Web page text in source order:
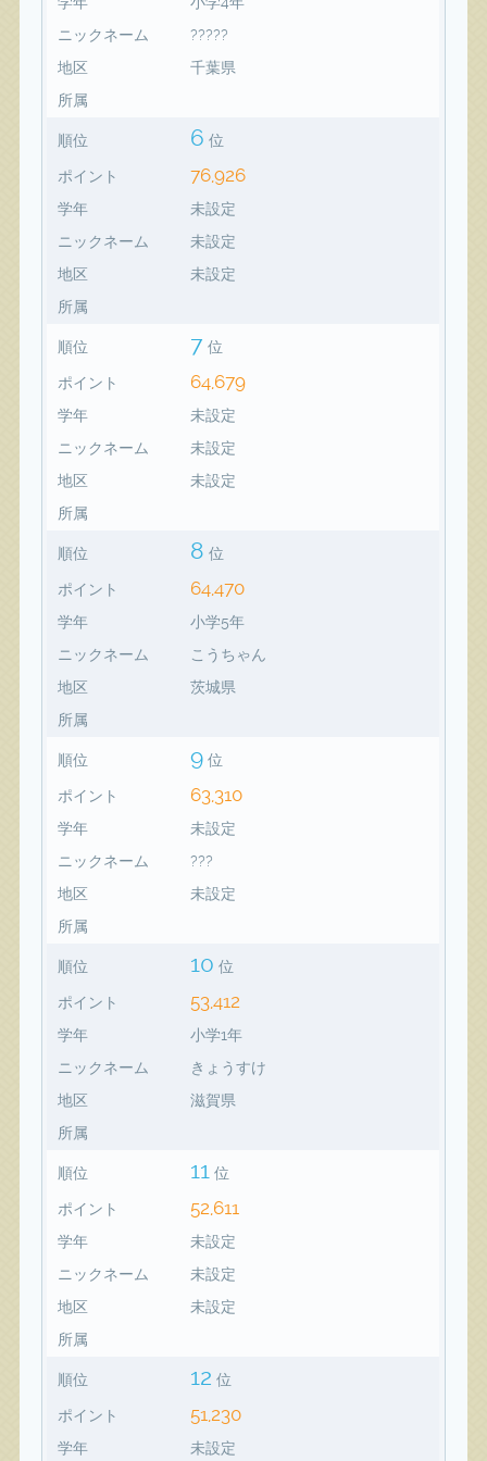
ニックネーム
?????
地区
千葉県
所属
順位 6 位
ポイント 76,926
学年
未設定
ニックネーム
未設定
地区
未設定
所属
順位 7 位
ポイント 64,679
学年
未設定
ニックネーム
未設定
地区
未設定
所属
順位 8 位
ポイント 64,470
学年
小学5年
ニックネーム
こうちゃん
地区
茨城県
所属
順位 9 位
ポイント 63,310
学年
未設定
ニックネーム
???
地区
未設定
所属
順位 10 位
ポイント 53,412
学年
小学1年
ニックネーム
きょうすけ
地区
滋賀県
所属
順位 11 位
ポイント 52,611
学年
未設定
ニックネーム
未設定
地区
未設定
所属
順位 12 位
ポイント 51,230
学年 未設定